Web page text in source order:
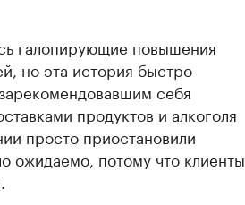
галопирующие повышения
но эта история быстро
себя
продуктов и алкоголя
просто приостановили
ожидаемо, потому что клиенты